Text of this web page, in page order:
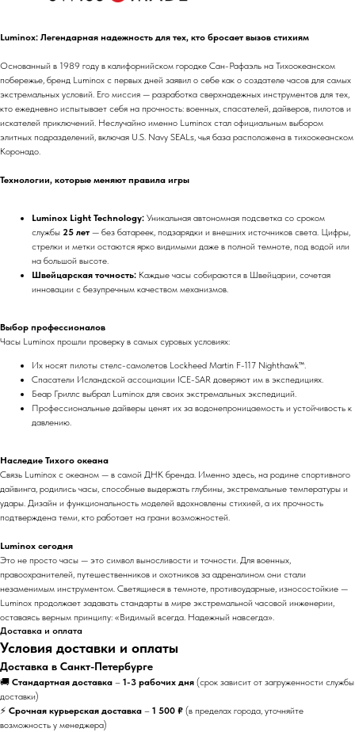
Luminox: Легендарная надежность для тех, кто бросает вызов стихиям
Основанный в 1989 году в калифорнийском городке Сан-Рафаэль на Тихоокеанском
побережье, бренд Luminox с первых дней заявил о себе как о создателе часов для самых
экстремальных условий. Его миссия — разработка сверхнадежных инструментов для тех,
кто ежедневно испытывает себя на прочность: военных, спасателей, дайверов, пилотов и
искателей приключений. Неслучайно именно Luminox стал официальным выбором
элитных подразделений, включая U.S. Navy SEALs, чья база расположена в тихоокеанском
Коронадо.
Технологии, которые меняют правила игры
Luminox Light Technology: Уникальная автономная подсветка со сроком
службы 25 лет — без батареек, подзарядки и внешних источников света. Цифры,
стрелки и метки остаются ярко видимыми даже в полной темноте, под водой или
на большой высоте.
Швейцарская точность: Каждые часы собираются в Швейцарии, сочетая
инновации с безупречным качеством механизмов.
Выбор профессионалов
Часы Luminox прошли проверку в самых суровых условиях:
Их носят пилоты стелс-самолетов Lockheed Martin F-117 Nighthawk™.
Спасатели Исландской ассоциации ICE-SAR доверяют им в экспедициях.
Беар Гриллс выбрал Luminox для своих экстремальных экспедиций.
Профессиональные дайверы ценят их за водонепроницаемость и устойчивость к
давлению.
Наследие Тихого океана
Связь Luminox с океаном — в самой ДНК бренда. Именно здесь, на родине спортивного
дайвинга, родились часы, способные выдержать глубины, экстремальные температуры и
удары. Дизайн и функциональность моделей вдохновлены стихией, а их прочность
подтверждена теми, кто работает на грани возможностей.
Luminox сегодня
Это не просто часы — это символ выносливости и точности. Для военных,
правоохранителей, путешественников и охотников за адреналином они стали
незаменимым инструментом. Светящиеся в темноте, противоударные, износостойкие —
Luminox продолжает задавать стандарты в мире экстремальной часовой инженерии,
оставаясь верным принципу: «Видимый всегда. Надежный навсегда».
Доставка и оплата
Условия доставки и оплаты
Доставка в Санкт-Петербурге
🚚 Стандартная доставка – 1-3 рабочих дня (срок зависит от загруженности службы
доставки)
⚡ Срочная курьерская доставка – 1 500 ₽ (в пределах города, уточняйте
возможность у менеджера)